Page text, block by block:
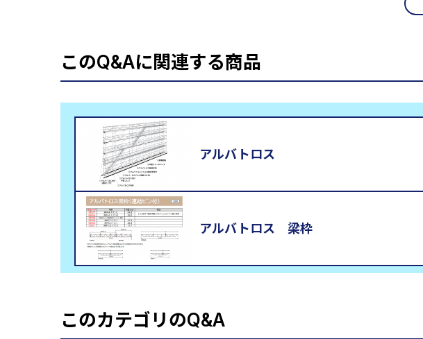
このQ&Aに関連する商品
アルバトロス
アルバトロス 梁枠
このカテゴリのQ&A